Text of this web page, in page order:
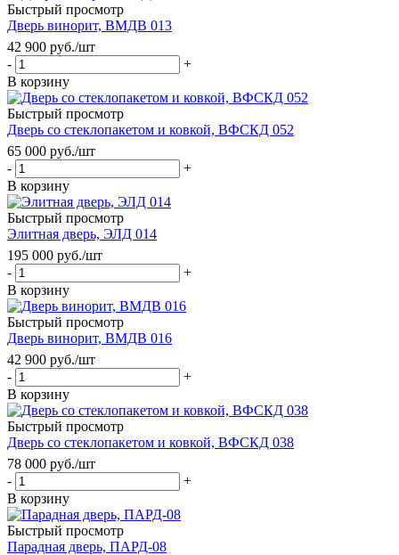
Быстрый просмотр
Дверь винорит, ВМДВ 013
42 900 руб./шт
-
+
В корзину
Быстрый просмотр
Дверь со стеклопакетом и ковкой, ВФСКД 052
65 000 руб./шт
-
+
В корзину
Быстрый просмотр
Элитная дверь, ЭЛД 014
195 000 руб./шт
-
+
В корзину
Быстрый просмотр
Дверь винорит, ВМДВ 016
42 900 руб./шт
-
+
В корзину
Быстрый просмотр
Дверь со стеклопакетом и ковкой, ВФСКД 038
78 000 руб./шт
-
+
В корзину
Быстрый просмотр
Парадная дверь, ПАРД-08